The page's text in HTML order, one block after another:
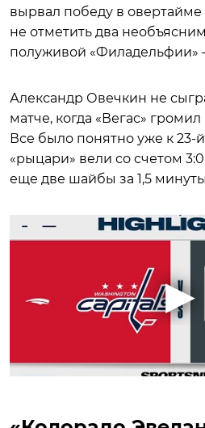
вырвал победу в овертайме
не отметить два
полуживой «Филадельфии» –
Александр Овечкин не
матче, когда «Вегас»
Все было понятно уже к 23-
«рыцари» вели со счетом
еще две шайбы за 1,5